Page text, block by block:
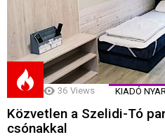
36 Views KIADÓ
Közvetlen a Szelidi-Tó
csónakkal